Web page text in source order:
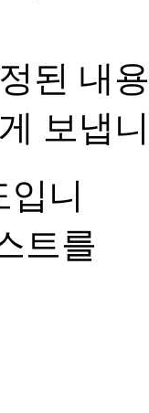
된 내
보냅